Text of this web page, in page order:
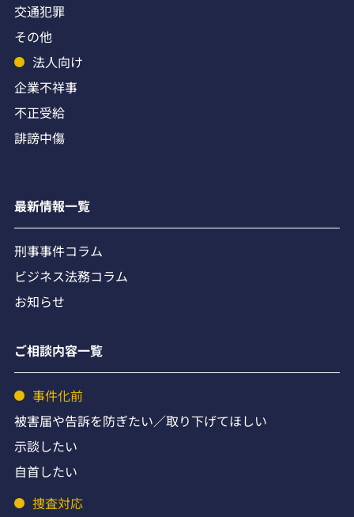
交通犯罪
その他
法人向け
企業不祥事
不正受給
誹謗中傷
最新情報一覧
刑事事件コラム
ビジネス法務コラム
お知らせ
ご相談内容一覧
事件化前
被害届や告訴を防ぎたい／取り下げてほしい
示談したい
自首したい
捜査対応